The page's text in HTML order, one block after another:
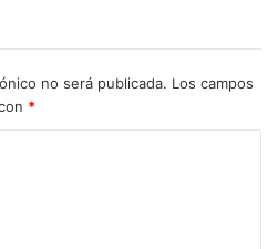
no será publicada. Los campos
*